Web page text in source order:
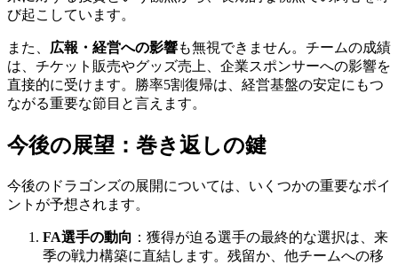
び起こしています。
また、 広報・経営への影響も無視できません。チームの成績
は、チケット販売やグッズ売上、企業スポンサーへの影響を
直接的に受けます。勝率5割復帰は、経営基盤の安定にもつ
ながる重要な節目と言えます。
今後の展望：巻き返しの鍵
今後のドラゴンズの展開については、いくつかの重要なポイ
ントが予想されます。
FA選手の動向 ：獲得が迫る選手の最終的な選択は、来
季の戦力構築に直結します。残留か、他チームへの移